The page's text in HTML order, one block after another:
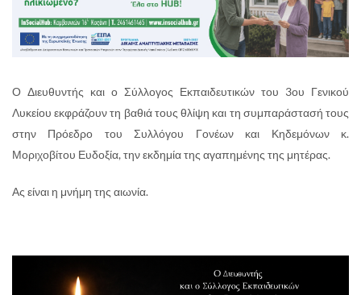
Ο Διευθυντής και ο Σύλλογος Εκπαιδευτικών του 3ου Γενικού
Λυκείου εκφράζουν τη βαθιά τους θλίψη και τη συμπαράστασή τους
στην Πρόεδρο του Συλλόγου Γονέων και Κηδεμόνων κ.
Μοριχοβίτου Ευδοξία, την εκδημία της αγαπημένης της μητέρας.
Ας είναι η μνήμη της αιωνία.